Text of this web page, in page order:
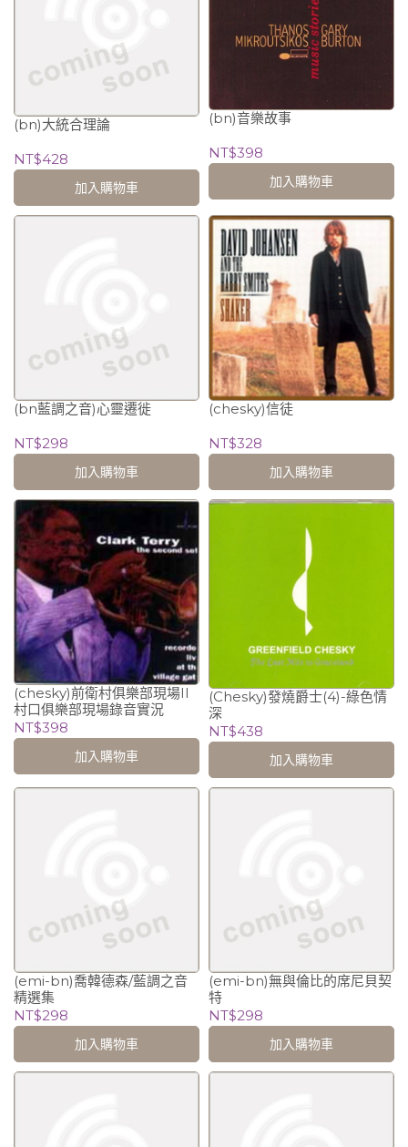
(bn)大統合理論
NT$428
加入購物車
(bn)音樂故事
NT$398
加入購物車
(bn藍調之音)心靈遷徙
NT$298
加入購物車
(chesky)信徒
NT$328
加入購物車
(chesky)前衛村俱樂部現場II
村口俱樂部現場錄音實況
NT$398
加入購物車
(Chesky)發燒爵士(4)-綠色情
深
NT$438
加入購物車
(emi-bn)喬韓德森/藍調之音
精選集
NT$298
加入購物車
(emi-bn)無與倫比的席尼貝契
特
NT$298
加入購物車